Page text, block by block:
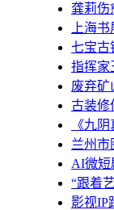
龚莉伤
上海
七宝古
指挥家
废弃矿
古装修
《九
兰州市
AI微短
“跟着
影视IP